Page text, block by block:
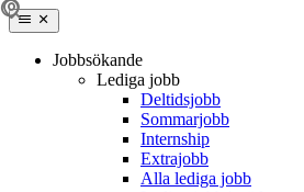
Jobbsökande
Lediga jobb
Deltidsjobb
Sommarjobb
Internship
Extrajobb
Alla lediga jobb